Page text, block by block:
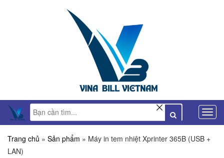
Trang chủ » Sản phẩm » Máy in tem nhiệt Xprinter 365B (USB +
LAN)